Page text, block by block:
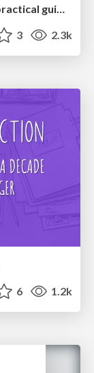
Taking LLMs out of the black box: A practical guide to human-in-the-loop distillation
3 2.3k
6 1.2k